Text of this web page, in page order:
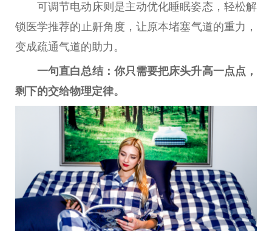
可调节电动床则是主动优化睡眠姿态，轻松解
锁医学推荐的止鼾角度，让原本堵塞气道的重力，
变成疏通气道的助力。
一句直白总结：你只需要把床头升高一点点，
剩下的交给物理定律。